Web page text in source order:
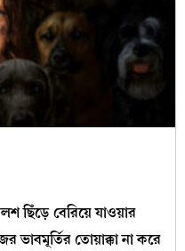
ছিঁড়ে বেরিয়ে যাওয়ার
ভাবমূর্তির তোয়াক্কা না করে